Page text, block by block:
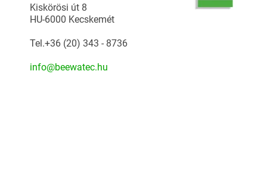
Kiskörösi út 8
HU-6000 Kecskemét
Tel.+36 (20) 343 - 8736
info@beewatec.hu